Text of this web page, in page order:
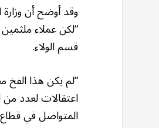
وقد أوضح أن
“لكن عملاء
قسم الولاء.
“لم يكن هذا الفخ
اعتقالات لعدد
المتواصل في